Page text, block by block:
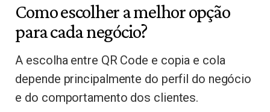
Como escolher a melhor opção
para cada negócio?
A escolha entre QR Code e copia e cola
depende principalmente do perfil do negócio
e do comportamento dos clientes.